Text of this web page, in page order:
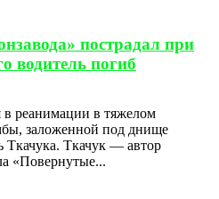
пострадал при
водитель погиб
в реанимации в тяжелом
заложенной под днище
Ткачука. Ткачук — автор
«Повернутые...